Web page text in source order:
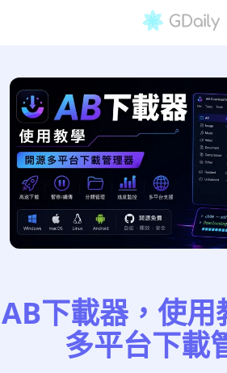
AB下載器，使用
多平台下載